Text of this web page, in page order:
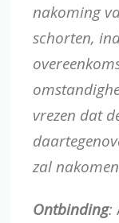
nakoming
schorten,
vrezen dat
zal
Ontbinding: